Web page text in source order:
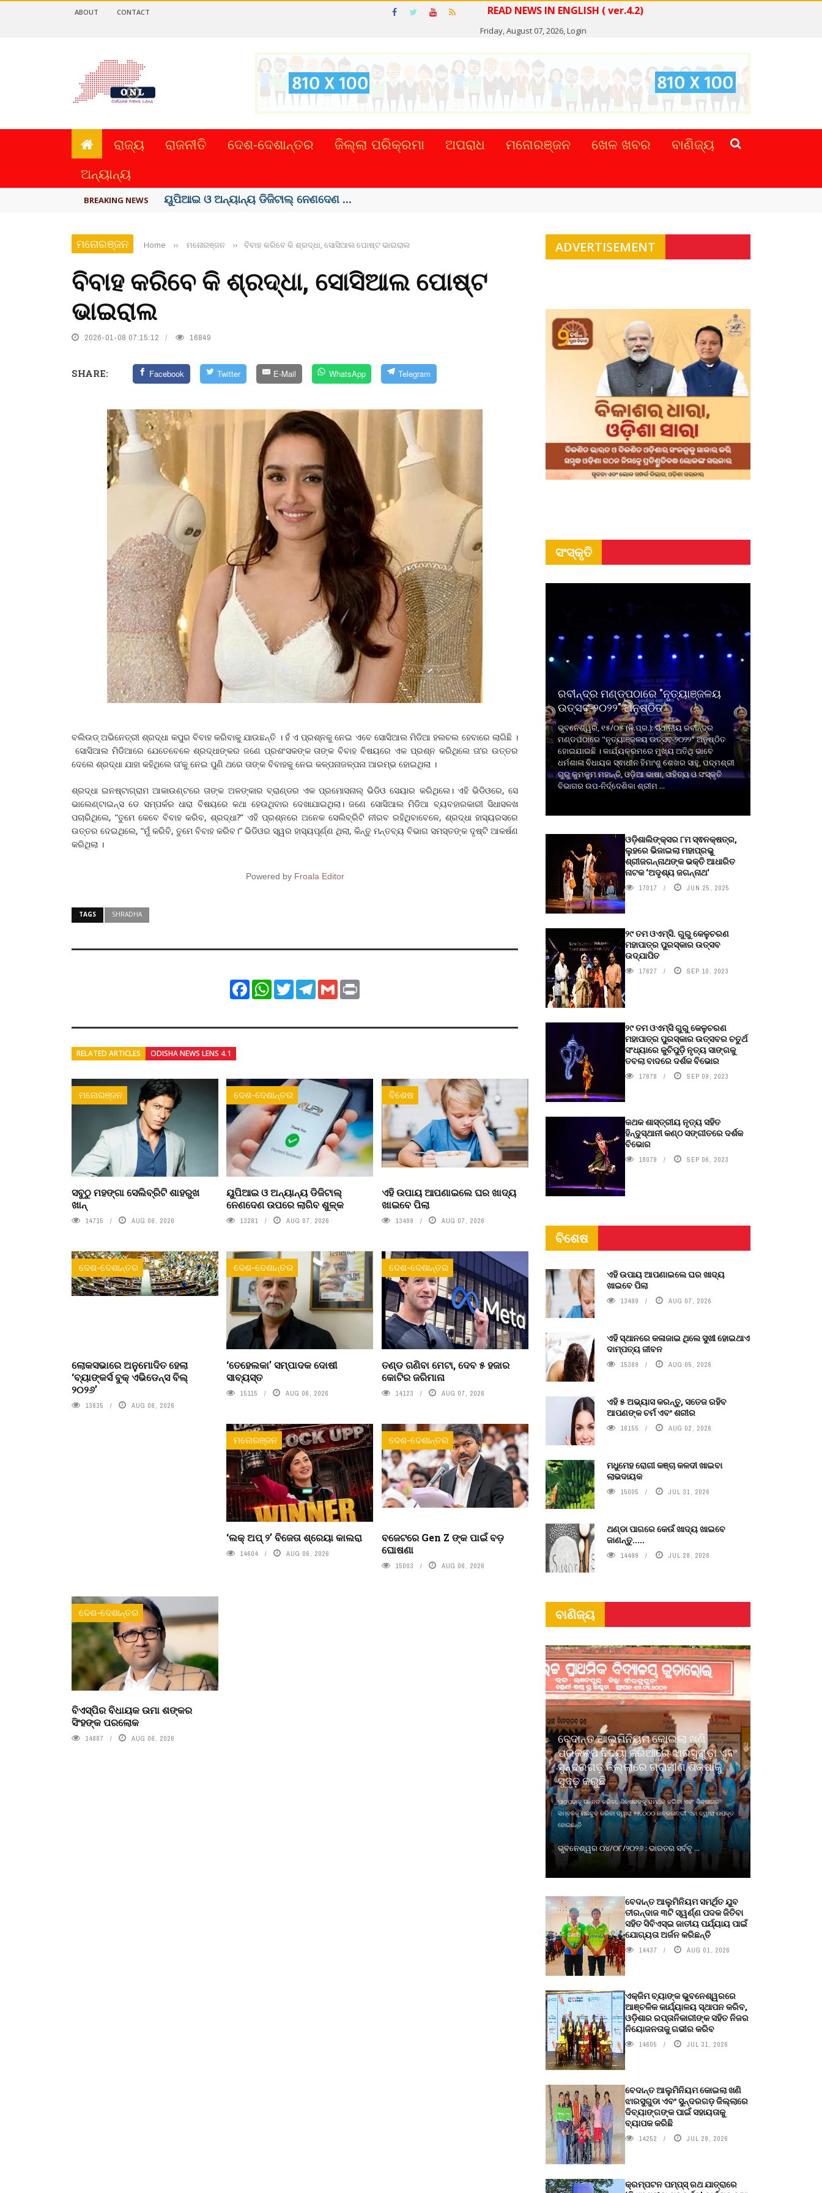
READ NEWS IN ENGLISH ( ver.4.2)
Friday, August 07, 2026,Login
ABOUT CONTACT
ରାଜ୍ୟ ରାଜନୀତି ଦେଶ-ଦେଶାନ୍ତର ଜିଲ୍ଲା ପରିକ୍ରମା ଅପରାଧ ମନୋରଞ୍ଜନ ଖେଳ ଖବର
ବାଣିଜ୍ୟ
ଅନ୍ୟାନ୍ୟ
BREAKING NEWS ତଣ୍ଡ ଗଣିବା ମେଟା, ଦେବ ୫ ହଜାର କୋଟିର ...
ମନୋରଞ୍ଜନ Home ›› ମନୋରଞ୍ଜନ ›› ବିବାହ କରିବେ କି ଶ୍ରଦ୍ଧା, ସୋସିଆଲ ପୋଷ୍ଟ ଭାଇରାଲ
ବିବାହ କରିବେ କି ଶ୍ରଦ୍ଧା, ସୋସିଆଲ ପୋଷ୍ଟ
ଭାଇରାଲ
2026-01-08 07:15:12 16849
SHARE: Facebook Twitter E-Mail WhatsApp Telegram
ବଲିଉଡ୍ ଅଭିନେତ୍ରୀ ଶ୍ରଦ୍ଧା କପୁର ବିବାହ କରିବାକୁ ଯାଉଛନ୍ତି । ହଁ ଏ ପ୍ରଶ୍ନକୁ ନେଇ ଏବେ ସୋସିଆଲ ମିଡିଆ ହଲଚଲ ହେବାରେ ଲାଗିଛି ।
ସୋସିଆଲ ମିଡିଆରେ ଯେତେବେଳେ ଶ୍ରଦ୍ଧାଙ୍କର ଜଣେ ପ୍ରଶଂସକଙ୍କ ତାଙ୍କ ବିବାହ ବିଷୟରେ ଏକ ପ୍ରଶ୍ନ କରିଥିଲେ ତା’ର ଉତ୍ତର
ଦେଲେ ଶ୍ରଦ୍ଧା ଯାହା କହିଥିଲେ ତା’କୁ ନେଇ ପୁଣି ଥରେ ତାଙ୍କ ବିବାହକୁ ନେଇ କଳ୍ପନାଜଳ୍ପନା ଆରମ୍ଭ ହୋଇଥିଲା ।
ଶ୍ରଦ୍ଧା ଇନଷ୍ଟାଗ୍ରାମ ଆକାଉଣ୍ଟରେ ତାଙ୍କ ଅଳଙ୍କାର ବ୍ରାଣ୍ଡର ଏକ ପ୍ରମୋସନାଲ୍ ଭିଡିଓ ସେୟାର କରିଥିଲେ। ଏହି ଭିଡିଓରେ, ସେ
ଭାଲେଣ୍ଟାଇନ୍ସ ଡେ ସମ୍ପର୍କର ଧାରା ବିଷୟରେ କଥା ହେଉଥିବାର ଦେଖାଯାଇଥିଲା। ଜଣେ ସୋସିଆଲ ମିଡିଆ ବ୍ୟବହାରକାରୀ ସିଧାସଳଖ
ପଚାରିଥିଲେ, “ତୁମେ କେବେ ବିବାହ କରିବ, ଶ୍ରଦ୍ଧା?” ଏହି ପ୍ରଶ୍ନରେ ଅନେକ ସେଲିବ୍ରିଟି ନୀରବ ରହିଥିବାବେଳେ, ଶ୍ରଦ୍ଧା ହାସ୍ୟରସରେ
ଉତ୍ତର ଦେଇଥିଲେ, “ମୁଁ କରିବି, ତୁମେ ବିବାହ କରିବ।” ଭିଡିଓର ସ୍ୱର ହାସ୍ୟପୂର୍ଣ୍ଣ ଥିଲା, କିନ୍ତୁ ମନ୍ତବ୍ୟ ବିଭାଗ ସମସ୍ତଙ୍କ ଦୃଷ୍ଟି ଆକର୍ଷଣ
କରିଥିଲା ।
Powered by Froala Editor
TAGS SHRADHA
FacebookWhatsApp
TwitterTelegram
Gmail
RELATED ARTICLES ODISHA NEWS LENS 4.1
ମନୋରଞ୍ଜନ
ସବୁଠୁ ମହଙ୍ଗା ସେଲିବ୍ରିଟି ଶାହରୁଖ
ଖାନ୍
14715 AUG 06, 2026
ଦେଶ-ଦେଶାନ୍ତର
ୟୁପିଆଇ ଓ ଅନ୍ୟାନ୍ୟ ଡିଜିଟାଲ୍
ନେଣଦେଣ ଉପରେ ଲାଗିବ ଶୁଳ୍କ
13281 AUG 07, 2026
ବିଶେଷ
ଏହି ଉପାୟ ଆପଣାଇଲେ ଘର ଖାଦ୍ୟ
ଖାଇବେ ପିଲା
13499 AUG 07, 2026
ଦେଶ-ଦେଶାନ୍ତର
ଲୋକସଭାରେ ଅନୁମୋଦିତ ହେଲା
‘ବ୍ୟାଙ୍କର୍ସ ବୁକ୍ ଏଭିଡେନ୍ସ ବିଲ୍
୨୦୨୬’
13635 AUG 06, 2026
ଦେଶ-ଦେଶାନ୍ତର
‘ତେହେଲକା’ ସମ୍ପାଦକ ଦୋଷୀ
ସାବ୍ୟସ୍ତ
15115 AUG 06, 2026
ଦେଶ-ଦେଶାନ୍ତର
ତଣ୍ଡ ଗଣିବା ମେଟା, ଦେବ ୫ ହଜାର
କୋଟିର ଜରିମାନା
14123 AUG 07, 2026
ମନୋରଞ୍ଜନ
‘ଲକ୍ ଅପ୍ ୨’ ବିଜେତା ଶ୍ରେୟା କାଲରା
14604 AUG 06, 2026
ଦେଶ-ଦେଶାନ୍ତର
ବଜେଟରେ Gen Z ଙ୍କ ପାଇଁ ବଡ଼
ଘୋଷଣା
15003 AUG 06, 2026
ଦେଶ-ଦେଶାନ୍ତର
ବିଏସ୍‌ପିର ବିଧାୟକ ଉମା ଶଙ୍କର
ସିଂହଙ୍କ ପରଲୋକ
14887 AUG 06, 2026
ADVERTISEMENT
ସଂସ୍କୃତି
ରବୀନ୍ଦ୍ର ମଣ୍ଡପଠାରେ "ନୃତ୍ୟାଞ୍ଜଳୟ
ଉତ୍ସବ-୨୦୨୨" ଅନୁଷ୍ଠିତ
ଭୁବନେଶ୍ୱର, ୧୫/୦୫ (ନି.ପ୍ର.): ସ୍ଥାନୀୟ ରବୀନ୍ଦ୍ର
ମଣ୍ଡପଠାରେ "ନୃତ୍ୟାଞ୍ଜଳୟ ଉତ୍ସବ-୨୦୨୨" ଅନୁଷ୍ଠିତ
ହୋଇଯାଇଛି । କାର୍ଯ୍ୟକ୍ରମରେ ମୁଖ୍ୟ ଅତିଥି ଭାବେ
ଧର୍ମଶାଳା ବିଧାୟକ ସ୍ଵାଧୀନ ହିମାଂଶୁ ଶେଖର ସାହୁ, ପଦ୍ମଶ୍ରୀ
ଗୁରୁ କୁମକୁମ ମହାନ୍ତି, ଓଡ଼ିଆ ଭାଷା, ସାହିତ୍ୟ ଓ ସଂସ୍କୃତି
ବିଭାଗର ଉପ-ନିର୍ଦ୍ଦେଶିକା ଶ୍ରୀମ ...
ଓଡ଼ିଶାଲିଙ୍କ୍ସର ୮ମ ସ୍ଵନକ୍ଷତ୍ର,
ଲୁହରେ ଭିଜାଇଲା ମହାପ୍ରଭୁ
ଶ୍ରୀଜଗନ୍ନାଥଙ୍କ ଭକ୍ତି ଆଧାରିତ
ନାଟକ ‘ଅଦୃଶ୍ୟ ଜଗନ୍ନାଥ‘
17017 JUN 25, 2025
୨୯ ତମ ଓଏମ୍‌ସି. ଗୁରୁ କେଳୁଚରଣ
ମହାପାତ୍ର ପୁରସ୍କାର ଉତ୍ସବ
ଉଦ୍‍ଯାପିତ
17627 SEP 10, 2023
୨୯ ତମ ଓଏମ୍‌ସି ଗୁରୁ କେଳୁଚରଣ
ମହାପାତ୍ର ପୁରସ୍କାର ଉତ୍ସବର ଚତୁର୍ଥ
ସଂଧ୍ୟାରେ କୁଚିପୁଡ଼ି ନୃତ୍ୟ ସାଙ୍ଗକୁ
ତବଲା ବାଦରେ ଦର୍ଶକ ବିଭୋର
17678 SEP 09, 2023
କଥକ ଶାସ୍ତ୍ରୀୟ ନୃତ୍ୟ ସହିତ
ହିନ୍ଦୁସ୍ଥାନୀ କଣ୍ଠ ସଙ୍ଗୀତରେ ଦର୍ଶକ
ବିଭୋର
18079 SEP 06, 2023
ବିଶେଷ
ଏହି ଉପାୟ ଆପଣାଇଲେ ଘର ଖାଦ୍ୟ
ଖାଇବେ ପିଲା
13499 AUG 07, 2026
ଏହି ସ୍ଥାନରେ କଳାଜାଇ ଥିଲେ ସୁଖୀ ହୋଇଥାଏ
ଦାମ୍ପତ୍ୟ ଜୀବନ
15389 AUG 05, 2026
ଏହି ୫ ଅଭ୍ୟାସ କରନ୍ତୁ, ସତେଜ ରହିବ
ଆପଣଙ୍କ ଚର୍ମ ଏବଂ ଶରୀର
16155 AUG 02, 2026
ମଧୁମେହ ରୋଗୀ କଞ୍ଚା କଳଦୀ ଖାଇବା
ଲାଭଦାୟକ
15005 JUL 31, 2026
ଥଣ୍ଡା ପାଗରେ କେଉଁ ଖାଦ୍ୟ ଖାଇବେ
ଜାଣନ୍ତୁ.....
14499 JUL 28, 2026
ବାଣିଜ୍ୟ
ବେଦାନ୍ତ ଆଲୁମିନିୟମ କୋଇଲା ଖଣି
ପ୍ରକଳ୍ପ ବିଦ୍ୟା ଜରିଆରେ ଝାରସୁଗୁଡ଼ା ଏବଂ
ସୁନ୍ଦରଗଡ଼ ଜିଲ୍ଲାରେ ଗ୍ରାମୀଣ ଶିକ୍ଷାକୁ
ସୁଦୃଢ଼ କରୁଛି
ପାଠପଢାକୁ ଉନ୍ନତ କରିବା, ଶିକ୍ଷକଙ୍କୁ ସମର୍ଥନ କରିବା ଏବଂ ଶିକ୍ଷାଗତ
ସମ୍ବଳକୁ ମଜବୁତ କରିବା ଦ୍ୱାରା ୨୫,୦୦୦ ଛାତ୍ରଛାତ୍ରୀ ଏହା ଦ୍ୱାରା ଉପକୃତ
ହୋଇଛନ୍ତି
ଭୁବନେଶ୍ୱର ୦୪/୦୮/୨୦୨୬ : ଭାରତର ସର୍ବବୃ ...
ବେଦାନ୍ତ ଆଲୁମିନିୟମ ସମର୍ଥିତ ଯୁବ
ତୀରନ୍ଦାଜ ୩ଟି ସ୍ୱର୍ଣ୍ଣ ପଦକ ଜିତିବା
ସହିତ ସିବିଏସ୍ଇ ଜାତୀୟ ପର୍ଯ୍ୟାୟ ପାଇଁ
ଯୋଗ୍ୟତା ଅର୍ଜନ କରିଛନ୍ତି
14437 AUG 01, 2026
ଏକ୍ଜିମ ବ୍ୟାଙ୍କ ଭୁବନେଶ୍ୱରରେ
ଆଞ୍ଚଳିକ କାର୍ଯ୍ୟାଳୟ ସ୍ଥାପନ କରିବ,
ଓଡ଼ିଶାର ରପ୍ତାନିକାରୀଙ୍କ ସହିତ ନିଜର
ନିୟୋଜନତାକୁ ଗଭୀର କରିବ
14605 JUL 31, 2026
ବେଦାନ୍ତ ଆଲୁମିନିୟମ କୋଇଲା ଖଣି
ଝାରସୁଗୁଡା ଏବଂ ସୁନ୍ଦରଗଡ଼ ଜିଲ୍ଲାରେ
ଦିବ୍ୟାଙ୍ଗଙ୍କ ପାଇଁ ସହାୟତାକୁ
ବ୍ୟାପକ କରିଛି
14252 JUL 29, 2026
କ୍ରମ୍ପଟନ ପମ୍ପ୍‌ସ୍‌ ରଥ ଯାତ୍ରାରେ